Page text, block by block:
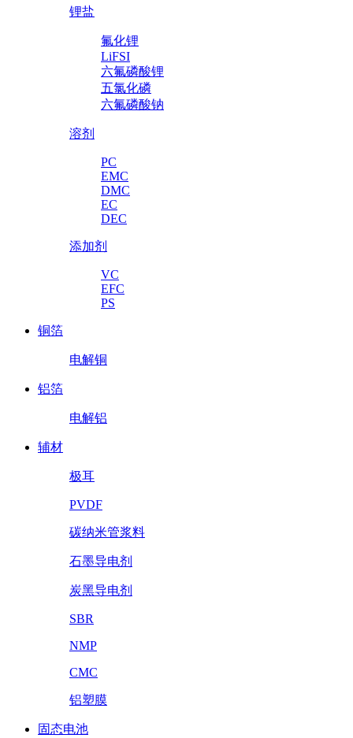
锂盐
氟化锂
LiFSI
六氟磷酸锂
五氯化磷
六氟磷酸钠
溶剂
PC
EMC
DMC
EC
DEC
添加剂
VC
EFC
PS
铜箔
电解铜
铝箔
电解铝
辅材
极耳
PVDF
碳纳米管浆料
石墨导电剂
炭黑导电剂
SBR
NMP
CMC
铝塑膜
固态电池